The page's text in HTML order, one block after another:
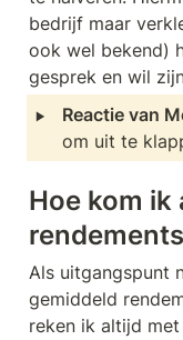
bedrijf maar
ook wel bekend)
gesprek en wil
‣ Reactie van
om uit te
Hoe kom ik
Als uitgangspunt
gemiddeld
reken ik altijd